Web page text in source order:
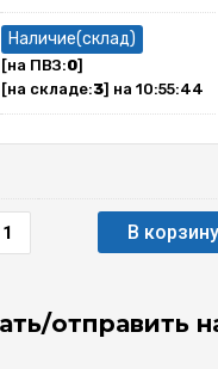
Наличие(склад)
[на ПВЗ:0]
[на складе:3] на 10:55:44
В корзину
отправить